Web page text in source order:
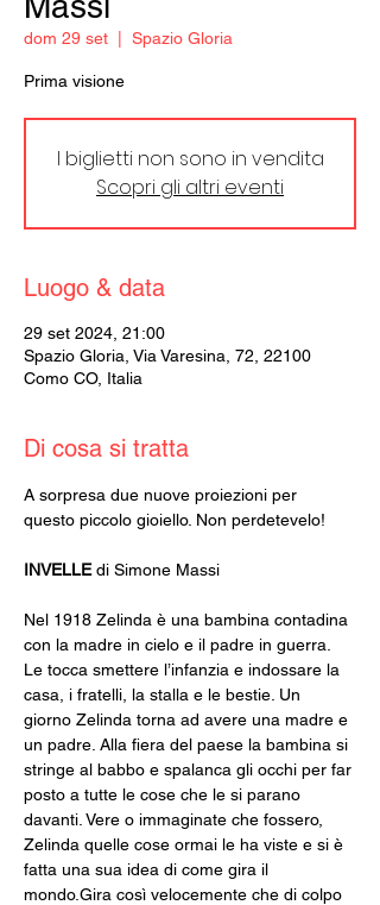
dom 29 set Spazio Gloria
Prima visione
I biglietti non sono in vendita
Scopri gli altri eventi
Luogo & data
29 set 2024, 21:00
Spazio Gloria, Via Varesina, 72, 22100
Como CO, Italia
Di cosa si tratta
A sorpresa due nuove proiezioni per
questo piccolo gioiello. Non perdetevelo!
INVELLE di Simone Massi
Nel 1918 Zelinda è una bambina contadina
con la madre in cielo e il padre in guerra.
Le tocca smettere l’infanzia e indossare la
casa, i fratelli, la stalla e le bestie. Un
giorno Zelinda torna ad avere una madre e
un padre. Alla fiera del paese la bambina si
stringe al babbo e spalanca gli occhi per far
posto a tutte le cose che le si parano
davanti. Vere o immaginate che fossero,
Zelinda quelle cose ormai le ha viste e si è
fatta una sua idea di come gira il
mondo.Gira così velocemente che di colpo